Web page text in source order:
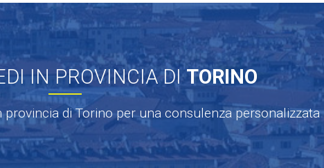
IN PROVINCIA DITORINO
di Torino per una consulenza personalizzata